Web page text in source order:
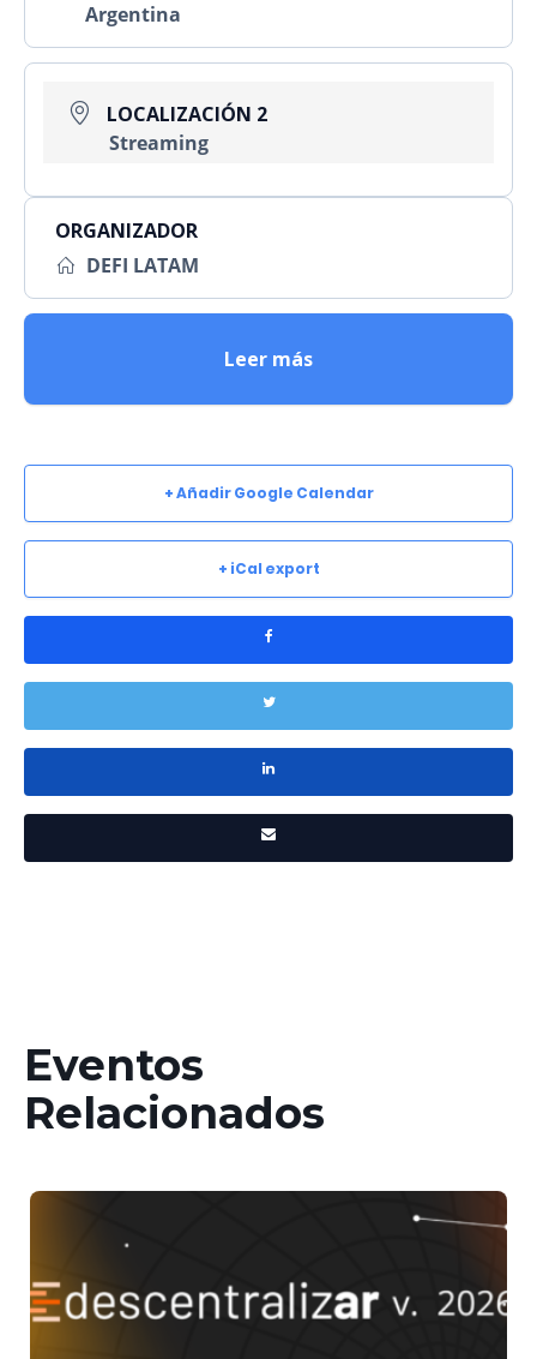
Argentina
LOCALIZACIÓN 2
Streaming
ORGANIZADOR
DEFI LATAM
Leer más
+ Añadir Google Calendar
+ iCal export
Eventos
Relacionados